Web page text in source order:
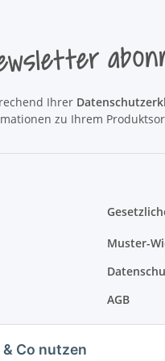
Co nutzen
Ihrer
zu Ihrem
Muster-
AGB
Sitemap